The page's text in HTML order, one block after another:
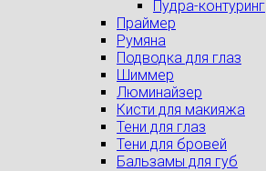
Пудра-контуринг
Праймер
Румяна
Подводка для глаз
Шиммер
Люминайзер
Кисти для макияжа
Тени для глаз
Тени для бровей
Бальзамы для губ